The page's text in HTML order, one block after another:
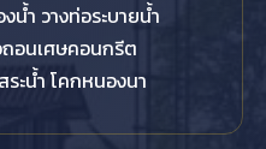
น้ำ วางท่อระบายน้ำ
ถอนเศษคอนกรีต
ะน้ำ โคกหนองนา